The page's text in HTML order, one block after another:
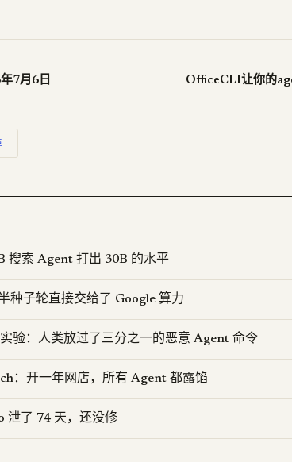
7月6日
搜索 Agent 打出 30B 的水平
种子轮直接交给了 Google 算力
验：人类放过了三分之一的恶意 Agent 命令
：开一年网店，所有 Agent 都露馅
泄了 74 天，还没修